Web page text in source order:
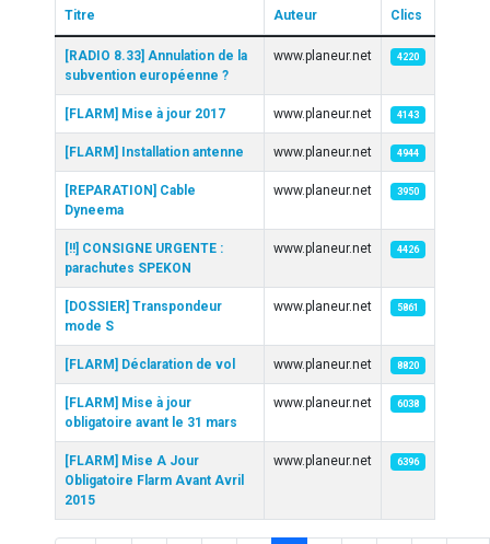
Titre Auteur Clics
[RADIO 8.33] Annulation de la
subvention européenne ?
www.planeur.net 4220
[FLARM] Mise à jour 2017 www.planeur.net 4143
[FLARM] Installation antenne www.planeur.net 4944
[REPARATION] Cable
Dyneema
www.planeur.net 3950
[!!] CONSIGNE URGENTE :
parachutes SPEKON
www.planeur.net 4426
[DOSSIER] Transpondeur
mode S
www.planeur.net 5861
[FLARM] Déclaration de vol www.planeur.net 8820
[FLARM] Mise à jour
obligatoire avant le 31 mars
www.planeur.net 6038
[FLARM] Mise A Jour
Obligatoire Flarm Avant Avril
2015
www.planeur.net 6396